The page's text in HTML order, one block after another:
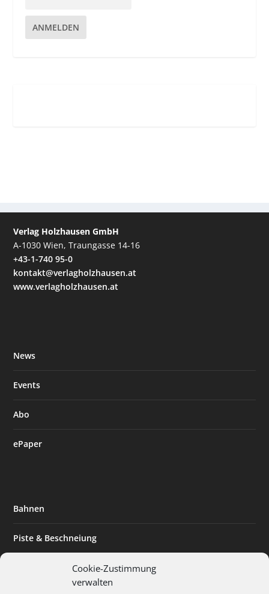
Cookie-Zustimmung
verwalten
ANMELDEN
Verlag Holzhausen GmbH
A-1030 Wien, Traungasse 14-16
+43-1-740 95-0
kontakt@verlagholzhausen.at
www.verlagholzhausen.at
News
Events
Abo
ePaper
Bahnen
Piste & Beschneiung